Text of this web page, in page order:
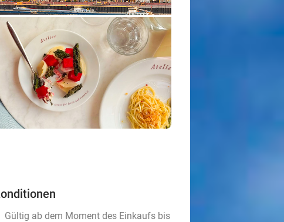
Gültig ab dem Moment des Einkaufs bis